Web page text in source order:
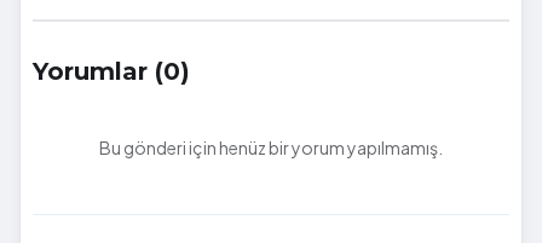
Yorumlar (0)
Bu gönderi için henüz bir yorum yapılmamış.